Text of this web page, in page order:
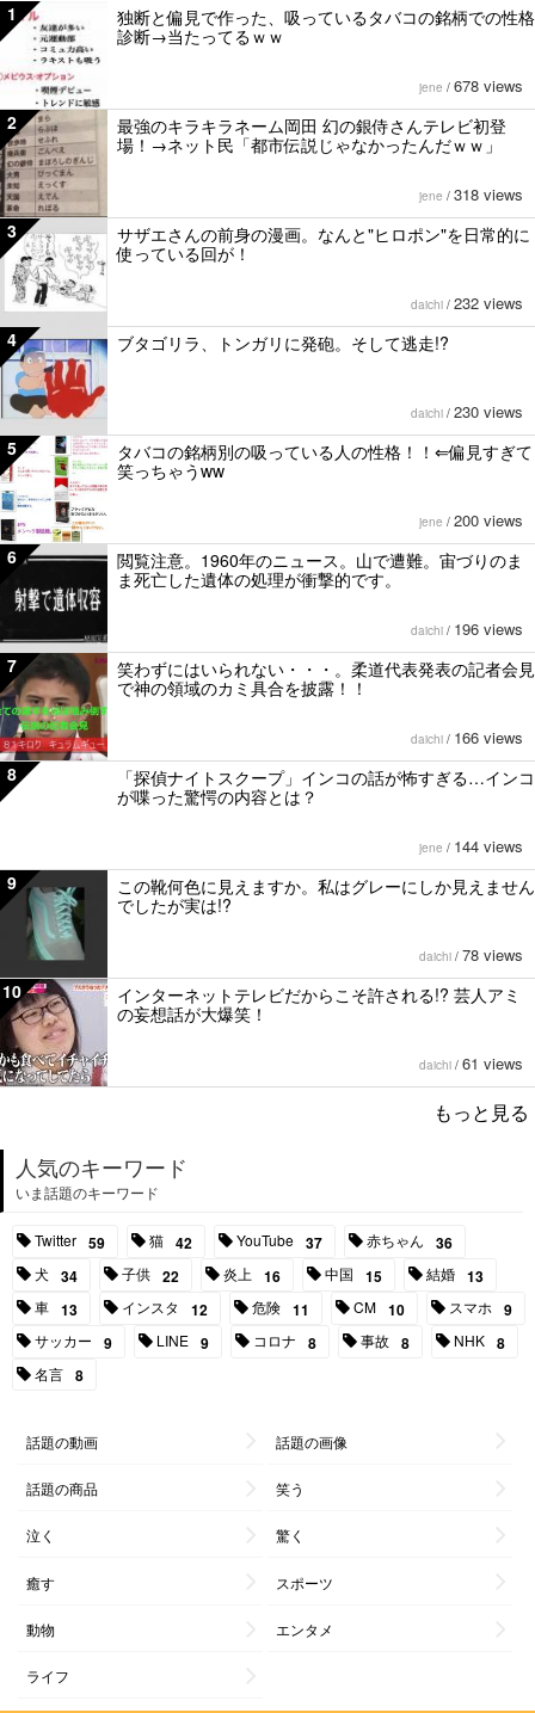
1
独断と偏見で作った、吸っているタバコの銘柄での性格
診断→当たってるｗｗ
jene / 678 views
2
最強のキラキラネーム岡田 幻の銀侍さんテレビ初登
場！→ネット民「都市伝説じゃなかったんだｗｗ」
jene / 318 views
3
サザエさんの前身の漫画。なんと"ヒロポン"を日常的に
使っている回が！
daichi / 232 views
4 ブタゴリラ、トンガリに発砲。そして逃走!?
daichi / 230 views
5
タバコの銘柄別の吸っている人の性格！！⇐偏見すぎて
笑っちゃうww
jene / 200 views
6
閲覧注意。1960年のニュース。山で遭難。宙づりのま
ま死亡した遺体の処理が衝撃的です。
daichi / 196 views
7
笑わずにはいられない・・・。柔道代表発表の記者会見
で神の領域のカミ具合を披露！！
daichi / 166 views
8
「探偵ナイトスクープ」インコの話が怖すぎる…インコ
が喋った驚愕の内容とは？
jene / 144 views
9
この靴何色に見えますか。私はグレーにしか見えません
でしたが実は!?
daichi / 78 views
10
インターネットテレビだからこそ許される!? 芸人アミ
の妄想話が大爆笑！
daichi / 61 views
もっと見る
人気のキーワード
いま話題のキーワード
Twitter 59 猫 42 YouTube 37 赤ちゃん 36
犬 34 子供 22 炎上 16 中国 15 結婚 13
車 13 インスタ 12 危険 11 CM 10 スマホ 9
サッカー 9 LINE 9 コロナ 8 事故 8 NHK 8
名言 8
話題の動画 話題の画像
話題の商品 笑う
泣く 驚く
癒す スポーツ
動物 エンタメ
ライフ